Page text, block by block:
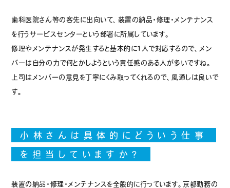
歯科医院さん等の客先に出向いて、装置の納品・修理・メンテナンス
を行うサービスセンターという部署に所属しています。
修理やメンテナンスが発生すると基本的に1人で対応するので、メン
バーは自分の力で何とかしようという責任感のある人が多いですね。
上司はメンバーの意見を丁寧にくみ取ってくれるので、風通しは良いで
す。
小林さんは具体的にどういう仕事
を担当していますか？
装置の納品・修理・メンテナンスを全般的に行っています。京都勤務の